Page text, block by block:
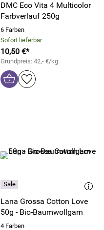
DMC Eco Vita 4 Multicolor
Farbverlauf 250g
6 Farben
Sofort lieferbar
10,50 €*
Grundpreis: 42,- €/kg
Lana Grossa Cotton Love
50g - Bio-Baumwollgarn
4 Farben